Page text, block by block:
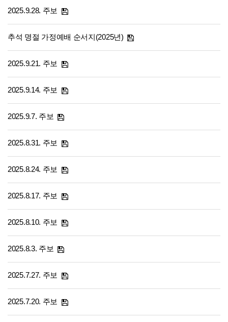
2025.9.28. 주보
추석 명절 가정예배 순서지(2025년)
2025.9.21. 주보
2025.9.14. 주보
2025.9.7. 주보
2025.8.31. 주보
2025.8.24. 주보
2025.8.17. 주보
2025.8.10. 주보
2025.8.3. 주보
2025.7.27. 주보
2025.7.20. 주보